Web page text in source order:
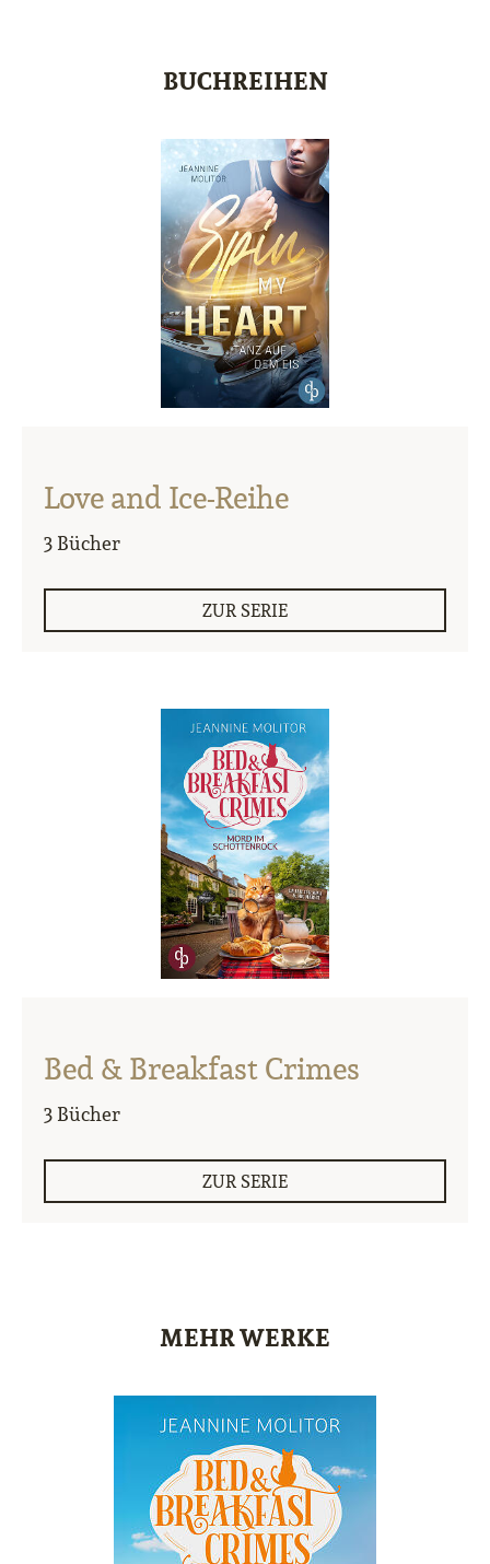
BUCHREIHEN
Love and Ice-Reihe
3 Bücher
ZUR SERIE
Bed & Breakfast Crimes
3 Bücher
ZUR SERIE
MEHR WERKE